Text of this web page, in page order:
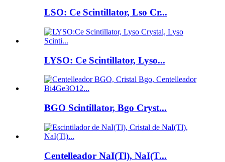
LSO: Ce Scintillator, Lso Cr...
LYSO: Ce Scintillator, Lyso...
BGO Scintillator, Bgo Cryst...
Centelleador NaI(Tl), NaI(T...